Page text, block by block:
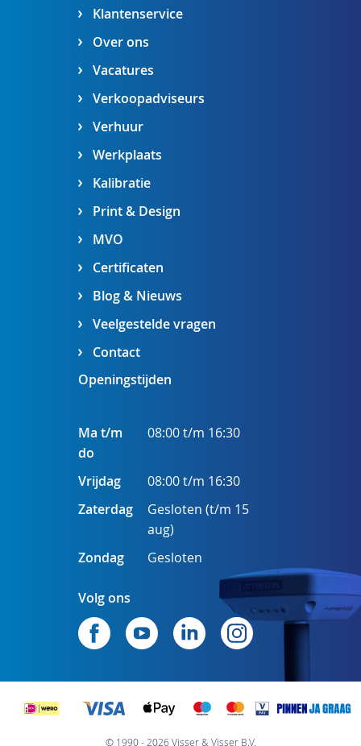
Klantenservice
Over ons
Vacatures
Verkoopadviseurs
Verhuur
Werkplaats
Kalibratie
Print & Design
MVO
Certificaten
Blog & Nieuws
Veelgestelde vragen
Contact
Openingstijden
Ma t/m
do
08:00 t/m 16:30
Vrijdag
08:00 t/m 16:30
Zaterdag
Gesloten (t/m 15
aug)
Zondag
Gesloten
Volg ons
© 1990 - 2026 Visser & Visser B.V.